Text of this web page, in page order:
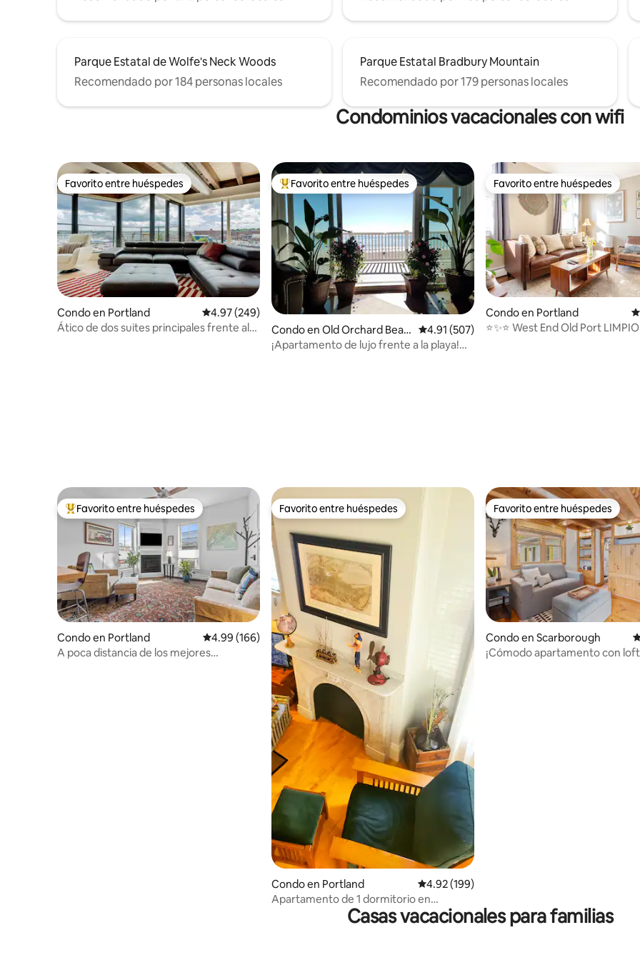
Parque Estatal de Wolfe's Neck Woods
Recomendado por 184 personas locales
Parque Estatal Bradbury Mountain
Recomendado por 179 personas locales
Condominios vacacionales con wifi
Favorito entre huéspedes
Favorito entre huéspedes
Condo en Portland Calificación promedio: 4.97 de 5, 249 reseñas
4.97 (249)
Ático de dos suites principales frente al
Favorito entre huéspedes preferido
Favorito entre huéspedes
Condo en Old Orchard Beac
h
Calificación promedio: 4.91 de 5, 507 reseñas
4.91 (507)
¡Apartamento de lujo frente a la playa!
Favorito entre huéspedes
Favorito entre huéspedes
Condo en Portland
⭐️✨⭐️ West End Old Port
Favorito entre huéspedes preferido
Favorito entre huéspedes
Condo en Portland Calificación promedio: 4.99 de 5, 166 reseñas
4.99 (166)
A poca distancia de los mejores
Favorito entre huéspedes
Favorito entre huéspedes
Condo en Portland Calificación promedio: 4.92 de 5, 199 reseñas
4.92 (199)
Apartamento de 1 dormitorio en
Portland, en el distrito de las artes.
Favorito entre huéspedes
Favorito entre huéspedes
Condo en Scarborough
¡Cómodo apartamento con
Casas vacacionales para familias